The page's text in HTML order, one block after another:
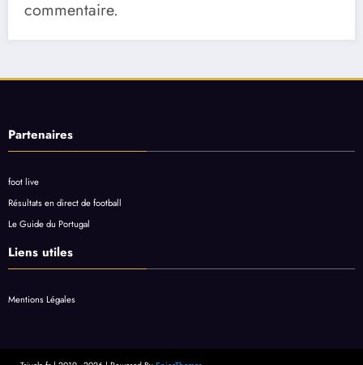
commentaire.
Partenaires
foot live
Résultats en direct de football
Le Guide du Portugal
Liens utiles
Mentions Légales